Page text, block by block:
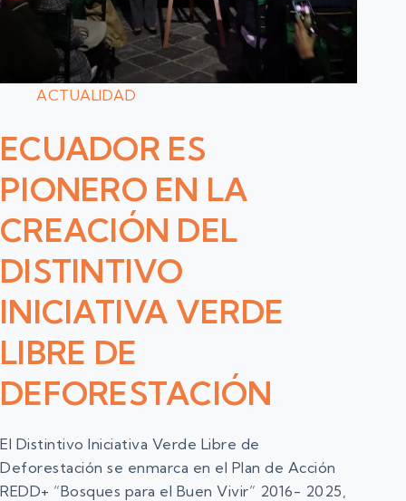
ACTUALIDAD
ECUADOR ES
PIONERO EN LA
CREACIÓN DEL
DISTINTIVO
INICIATIVA VERDE
LIBRE DE
DEFORESTACIÓN
El Distintivo Iniciativa Verde Libre de
Deforestación se enmarca en el Plan de Acción
REDD+ “Bosques para el Buen Vivir” 2016- 2025,